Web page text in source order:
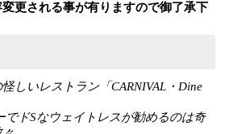
更される事が有りますので御了承下
しいレストラン「CARNIVAL・Dine
でドSなウェイトレスが勧めるのは奇